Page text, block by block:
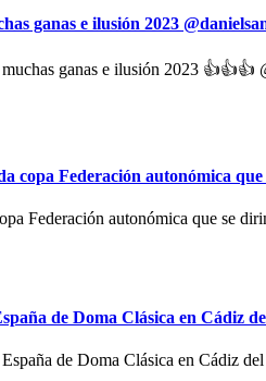
ganas e ilusión 2023
ganas e ilusión 2023
copa Federación autonómica que
Federación autonómica que se
de Doma Clásica en Cádiz
de Doma Clásica en Cádiz